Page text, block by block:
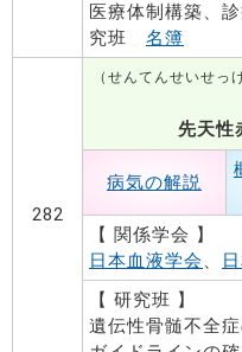
医療体制構築、
究班 名簿
282
（せんてんせいせっ
先天性
病気の解説
【 関係学会 】
日本血液学会 、
【 研究班 】
遺伝性骨髄不全